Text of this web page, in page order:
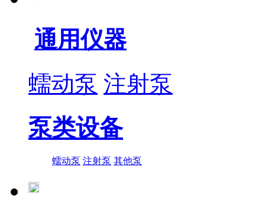
通用仪器
蠕动泵 注射泵
泵类设备
蠕动泵 注射泵 其他泵